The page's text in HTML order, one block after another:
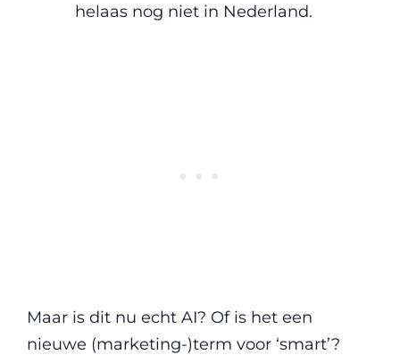
helaas nog niet in Nederland.
Maar is dit nu echt AI? Of is het een
nieuwe (marketing-)term voor ‘smart’?